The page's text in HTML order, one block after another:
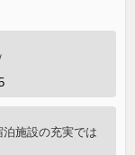
施設の充実では